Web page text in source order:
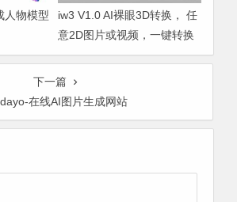
人物模型
iw3 V1.0 AI裸眼3D转换， 任
意2D图片或视频，一键转换
为3D，支持VR观看
下一篇
在线AI图片生成网站